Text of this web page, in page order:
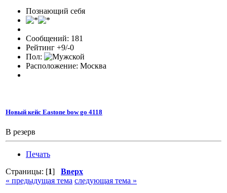
Познающий себя
Сообщений: 181
Рейтинг +9/-0
Пол:
Расположение: Москва
Новый кейс Eastone bow go 4118
В резерв
Печать
Страницы: [1] Вверх
« предыдущая тема следующая тема »